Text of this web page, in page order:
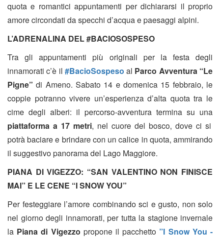
quota e romantici appuntamenti per dichiararsi il proprio
amore circondati da specchi d’acqua e paesaggi alpini.
L’ADRENALINA DEL #BACIOSOSPESO
Tra gli appuntamenti più originali per la festa degli
innamorati c’è il #BacioSospeso al Parco Avventura “Le
Pigne” di Ameno. Sabato 14 e domenica 15 febbraio, le
coppie potranno vivere un’esperienza d’alta quota tra le
cime degli alberi: il percorso-avventura termina su una
piattaforma a 17 metri, nel cuore del bosco, dove ci si
potrà baciare e brindare con un calice in quota, ammirando
il suggestivo panorama del Lago Maggiore.
PIANA DIVIGEZZO: “SAN VALENTINO NON FINISCE
MAI” E LE CENE “I SNOW YOU”
Per festeggiare l’amore combinando sci e gusto, non solo
nel giorno degli innamorati, per tutta la stagione invernale
la Piana di Vigezzo propone il pacchetto ”I Snow You -